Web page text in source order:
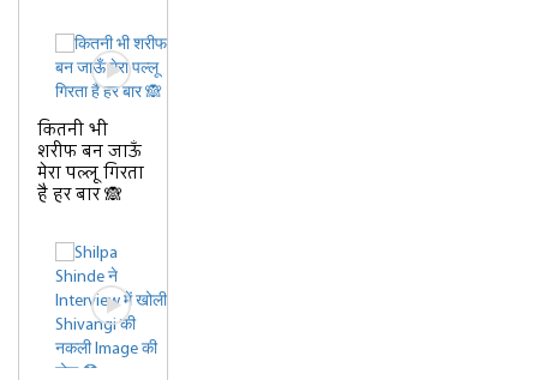
कितनी भी
शरीफ बन जाऊँ
मेरा पल्लू गिरता
है हर बार 🙈